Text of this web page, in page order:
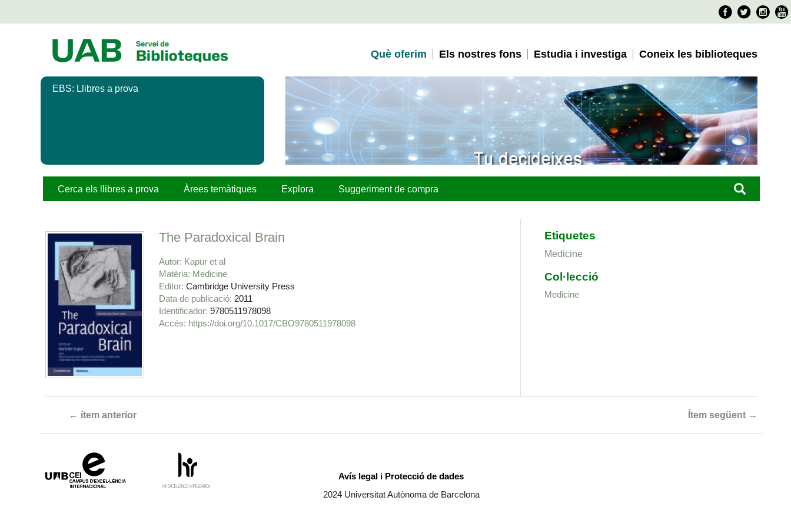
Twitter
Què oferim Els nostres fons Estudia i investiga Coneix les biblioteques
EBS: Llibres a prova
Cerca els llibres a prova Àrees temàtiques Explora Suggeriment de compra
The Paradoxical Brain
Autor Kapur et al
Matèria Medicine
Editor Cambridge University Press
Data de publicació 2011
Identificador 9780511978098
https://doi.org/10.1017/CBO9780511978098
Etiquetes
Medicine
Col·lecció
Medicine
← ítem anterior Ítem següent →
d'Excel·lència
Avís legal i Protecció de dades
2024 Universitat Autònoma de Barcelona